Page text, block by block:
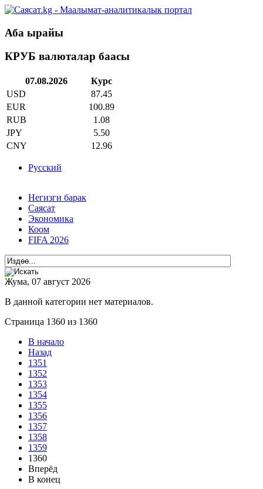
Аба ырайы
КРУБ валюталар баасы
07.08.2026
Курс
USD
87.45
EUR
100.89
RUB
1.08
JPY
5.50
CNY
12.96
Русский
Негизги барак
Саясат
Экономика
Коом
FIFA 2026
Жума, 07 август 2026
В данной категории нет материалов.
Страница 1360 из 1360
В начало
Назад
1351
1352
1353
1354
1355
1356
1357
1358
1359
1360
Вперёд
В конец